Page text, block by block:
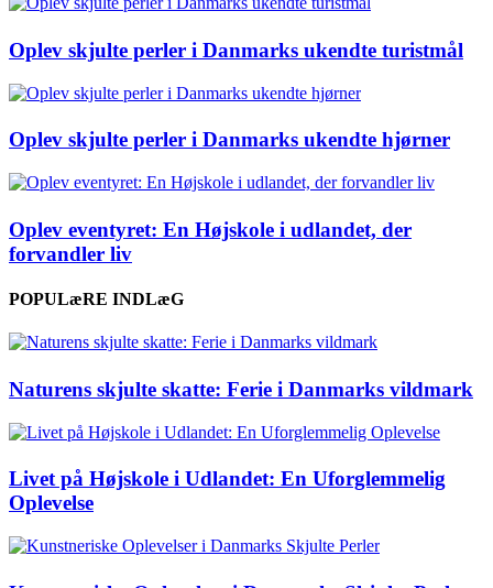
Oplev skjulte perler i Danmarks ukendte turistmål
Oplev skjulte perler i Danmarks ukendte hjørner
Oplev eventyret: En Højskole i udlandet, der
forvandler liv
POPULæRE INDLæG
Naturens skjulte skatte: Ferie i Danmarks vildmark
Livet på Højskole i Udlandet: En Uforglemmelig
Oplevelse